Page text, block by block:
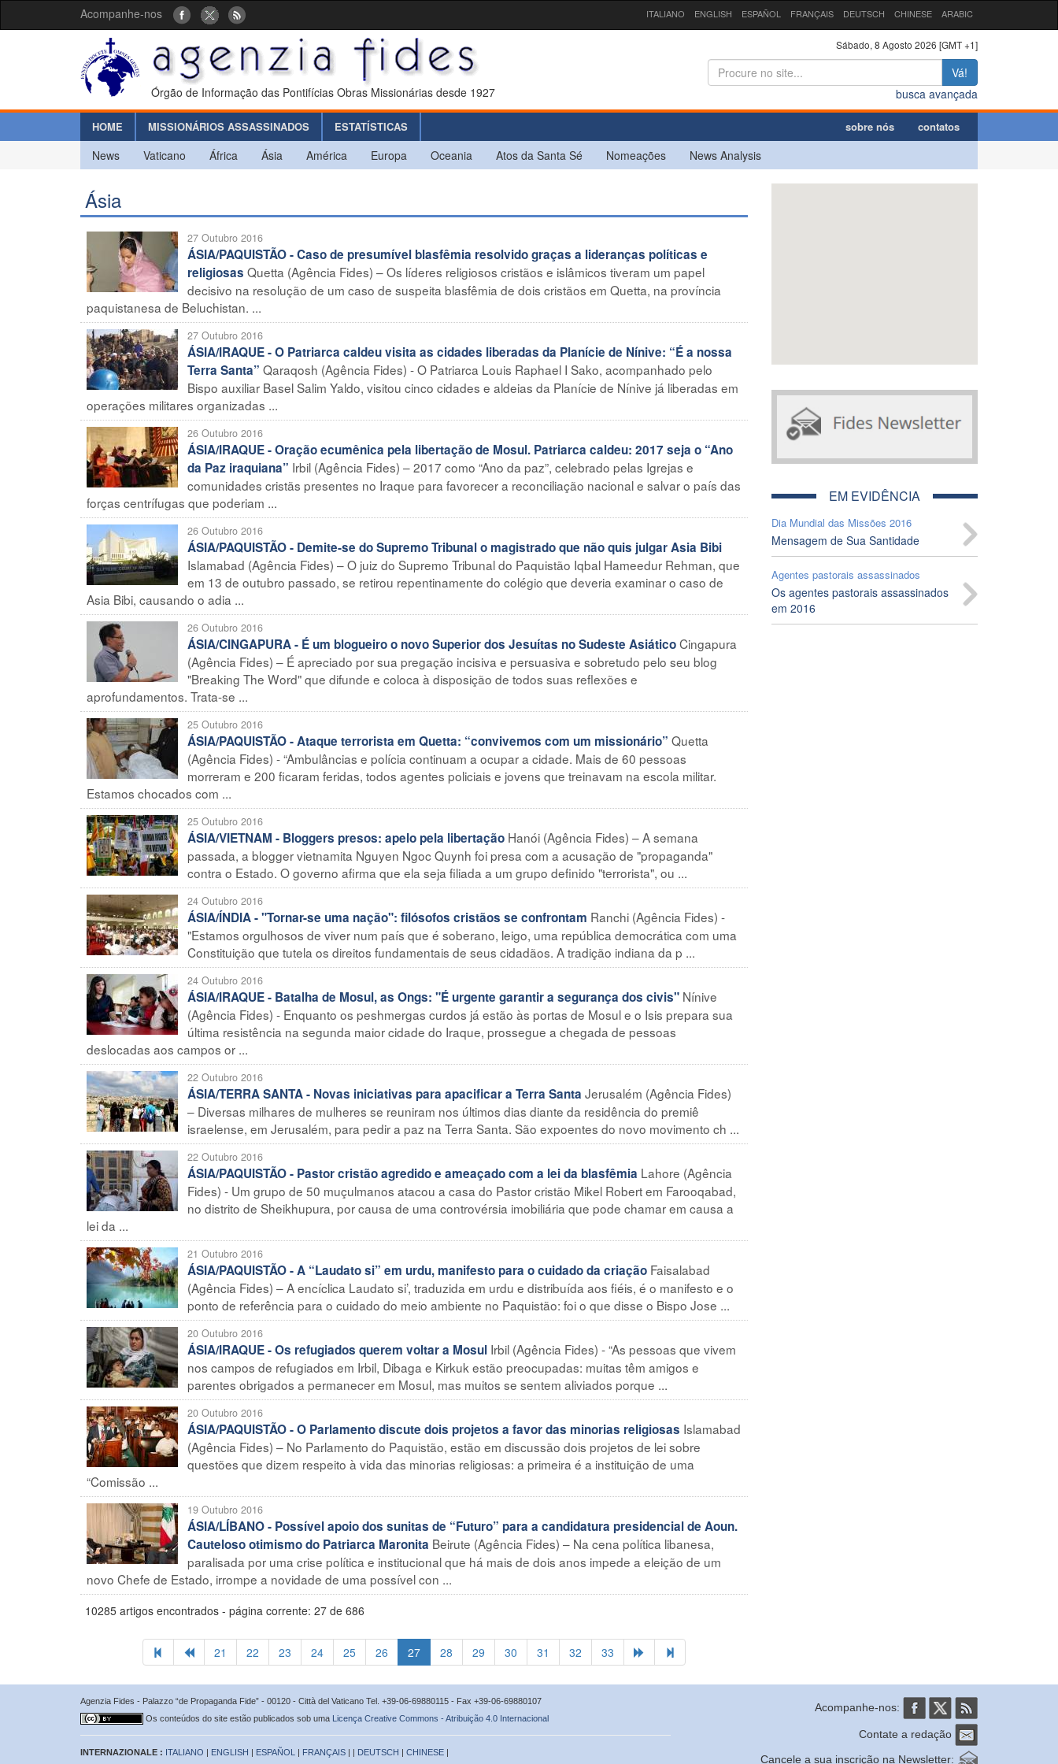
Acompanhe-nos ITALIANO ENGLISH ESPAÑOL FRANÇAIS DEUTSCH CHINESE ARABIC
Órgão de Informação das Pontifícias Obras Missionárias desde 1927
Sábado, 8 Agosto 2026 [GMT +1]
Vá!
busca avançada
HOME MISSIONÁRIOS ASSASSINADOS ESTATÍSTICAS sobre nós contatos
News Vaticano África Ásia América Europa Oceania Atos da Santa Sé Nomeações News Analysis
Ásia
27 Outubro 2016
ÁSIA/PAQUISTÃO - Caso de presumível blasfêmia resolvido graças a lideranças políticas e
religiosas Quetta (Agência Fides) – Os líderes religiosos cristãos e islâmicos tiveram um papel
decisivo na resolução de um caso de suspeita blasfêmia de dois cristãos em Quetta, na província
paquistanesa de Beluchistan. ...
27 Outubro 2016
ÁSIA/IRAQUE - O Patriarca caldeu visita as cidades liberadas da Planície de Nínive: “É a nossa
Terra Santa” Qaraqosh (Agência Fides) - O Patriarca Louis Raphael I Sako, acompanhado pelo
Bispo auxiliar Basel Salim Yaldo, visitou cinco cidades e aldeias da Planície de Nínive já liberadas em
operações militares organizadas ...
26 Outubro 2016
ÁSIA/IRAQUE - Oração ecumênica pela libertação de Mosul. Patriarca caldeu: 2017 seja o “Ano
da Paz iraquiana” Irbil (Agência Fides) – 2017 como “Ano da paz”, celebrado pelas Igrejas e
comunidades cristãs presentes no Iraque para favorecer a reconciliação nacional e salvar o país das
forças centrífugas que poderiam ...
26 Outubro 2016
ÁSIA/PAQUISTÃO - Demite-se do Supremo Tribunal o magistrado que não quis julgar Asia Bibi
Islamabad (Agência Fides) – O juiz do Supremo Tribunal do Paquistão Iqbal Hameedur Rehman, que
em 13 de outubro passado, se retirou repentinamente do colégio que deveria examinar o caso de
Asia Bibi, causando o adia ...
26 Outubro 2016
ÁSIA/CINGAPURA - É um blogueiro o novo Superior dos Jesuítas no Sudeste AsiáticoCingapura
(Agência Fides) – É apreciado por sua pregação incisiva e persuasiva e sobretudo pelo seu blog
"Breaking The Word" que difunde e coloca à disposição de todos suas reflexões e
aprofundamentos. Trata-se ...
25 Outubro 2016
ÁSIA/PAQUISTÃO - Ataque terrorista em Quetta: “convivemos com um missionário” Quetta
(Agência Fides) - “Ambulâncias e polícia continuam a ocupar a cidade. Mais de 60 pessoas
morreram e 200 ficaram feridas, todos agentes policiais e jovens que treinavam na escola militar.
Estamos chocados com ...
25 Outubro 2016
ÁSIA/VIETNAM - Bloggers presos: apelo pela libertação Hanói (Agência Fides) – A semana
passada, a blogger vietnamita Nguyen Ngoc Quynh foi presa com a acusação de "propaganda"
contra o Estado. O governo afirma que ela seja filiada a um grupo definido "terrorista", ou ...
24 Outubro 2016
ÁSIA/ÍNDIA - "Tornar-se uma nação": filósofos cristãos se confrontam Ranchi (Agência Fides) -
"Estamos orgulhosos de viver num país que é soberano, leigo, uma república democrática com uma
Constituição que tutela os direitos fundamentais de seus cidadãos. A tradição indiana da p ...
24 Outubro 2016
ÁSIA/IRAQUE - Batalha de Mosul, as Ongs: "É urgente garantir a segurança dos civis" Nínive
(Agência Fides) - Enquanto os peshmergas curdos já estão às portas de Mosul e o Isis prepara sua
última resistência na segunda maior cidade do Iraque, prossegue a chegada de pessoas
deslocadas aos campos or ...
22 Outubro 2016
ÁSIA/TERRA SANTA - Novas iniciativas para apacificar a Terra Santa Jerusalém (Agência Fides)
– Diversas milhares de mulheres se reuniram nos últimos dias diante da residência do premiê
israelense, em Jerusalém, para pedir a paz na Terra Santa. São expoentes do novo movimento ch ...
22 Outubro 2016
ÁSIA/PAQUISTÃO - Pastor cristão agredido e ameaçado com a lei da blasfêmia Lahore (Agência
Fides) - Um grupo de 50 muçulmanos atacou a casa do Pastor cristão Mikel Robert em Farooqabad,
no distrito de Sheikhupura, por causa de uma controvérsia imobiliária que pode chamar em causa a
lei da ...
21 Outubro 2016
ÁSIA/PAQUISTÃO - A “Laudato si” em urdu, manifesto para o cuidado da criação Faisalabad
(Agência Fides) – A encíclica Laudato si’, traduzida em urdu e distribuída aos fiéis, é o manifesto e o
ponto de referência para o cuidado do meio ambiente no Paquistão: foi o que disse o Bispo Jose ...
20 Outubro 2016
ÁSIA/IRAQUE - Os refugiados querem voltar a Mosul Irbil (Agência Fides) - “As pessoas que vivem
nos campos de refugiados em Irbil, Dibaga e Kirkuk estão preocupadas: muitas têm amigos e
parentes obrigados a permanecer em Mosul, mas muitos se sentem aliviados porque ...
20 Outubro 2016
ÁSIA/PAQUISTÃO - O Parlamento discute dois projetos a favor das minorias religiosas Islamabad
(Agência Fides) – No Parlamento do Paquistão, estão em discussão dois projetos de lei sobre
questões que dizem respeito à vida das minorias religiosas: a primeira é a instituição de uma
“Comissão ...
19 Outubro 2016
ÁSIA/LÍBANO - Possível apoio dos sunitas de “Futuro” para a candidatura presidencial de Aoun.
Cauteloso otimismo do Patriarca Maronita Beirute (Agência Fides) – Na cena política libanesa,
paralisada por uma crise política e institucional que há mais de dois anos impede a eleição de um
novo Chefe de Estado, irrompe a novidade de uma possível con ...
10285 artigos encontrados - página corrente: 27 de 686
21 22 23 24 25 26 27 28 29 30 31 32 33
EM EVIDÊNCIA
Dia Mundial das Missões 2016
Mensagem de Sua Santidade
Agentes pastorais assassinados
Os agentes pastorais assassinados
em 2016
Agenzia Fides - Palazzo “de Propaganda Fide” - 00120 - Città del Vaticano Tel. +39-06-69880115 - Fax +39-06-69880107
Os conteúdos do site estão publicados sob uma Licença Creative Commons - Atribuição 4.0 Internacional
INTERNAZIONALE : ITALIANO | ENGLISH | ESPAÑOL | FRANÇAIS | | DEUTSCH | CHINESE |
Acompanhe-nos:
Contate a redação
Cancele a sua inscrição na Newsletter: